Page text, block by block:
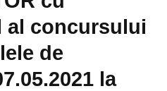
al concursului
de
la